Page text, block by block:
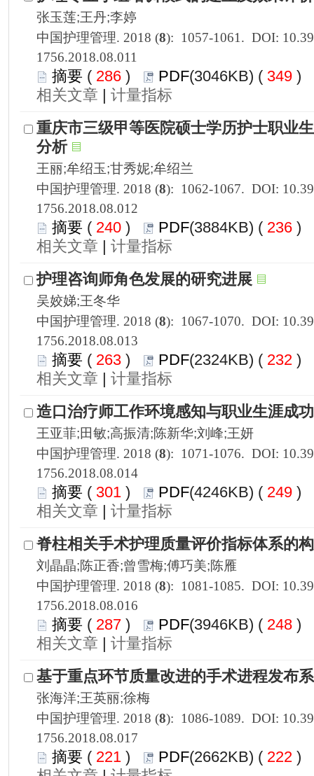
1756.2018.08.011
286 ) 349 )
|
1756.2018.08.012
240 ) 236 )
|
1756.2018.08.013
263 ) 232 )
|
1756.2018.08.014
301 ) 249 )
|
1756.2018.08.016
287 ) 248 )
|
1756.2018.08.017
221 ) 222 )